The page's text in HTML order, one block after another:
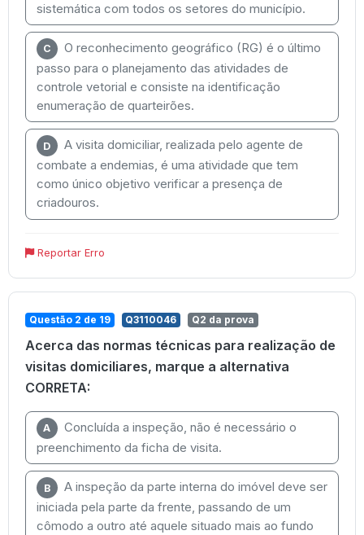
sistemática com todos os setores do município.
C
O reconhecimento geográfico (RG) é o último
passo para o planejamento das atividades de
controle vetorial e consiste na identificação
enumeração de quarteirões.
D
A visita domiciliar, realizada pelo agente de
combate a endemias, é uma atividade que tem
como único objetivo verificar a presença de
criadouros.
Reportar Erro
Questão 2 de 19 Q3110046 Q2 da prova
Acerca das normas técnicas para realização de
visitas domiciliares, marque a alternativa
CORRETA:
A
Concluída a inspeção, não é necessário o
preenchimento da ficha de visita.
B
A inspeção da parte interna do imóvel deve ser
iniciada pela parte da frente, passando de um
cômodo a outro até aquele situado mais ao fundo